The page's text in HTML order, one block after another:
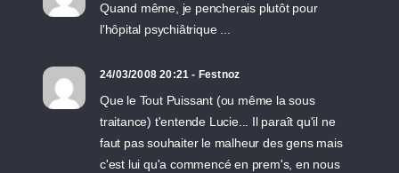
Quand même, je pencherais plutôt pour
l'hôpital psychiâtrique ...
24/03/2008 20:21 - Festnoz
Que le Tout Puissant (ou même la sous
traitance) t'entende Lucie... Il paraît qu'il ne
faut pas souhaiter le malheur des gens mais
c'est lui qu'a commencé en prem's, en nous